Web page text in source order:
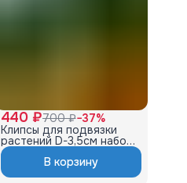
440 ₽700 ₽−37%
Клипсы для подвязки
растений D-3,5см набор
100шт, цвет олива
В корзину